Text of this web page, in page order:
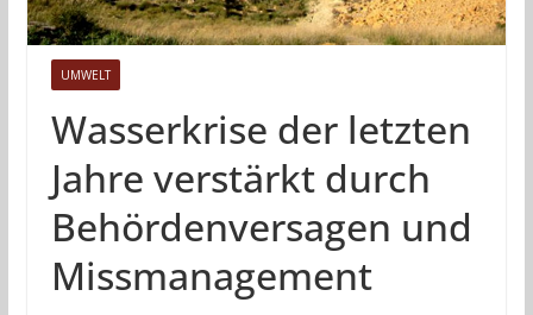
UMWELT
Wasserkrise der letzten
Jahre verstärkt durch
Behördenversagen und
Missmanagement